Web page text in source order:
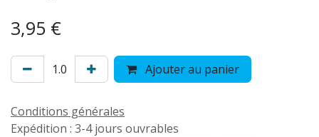
3,95 €
Ajouter au panier
Conditions générales
Expédition : 3-4 jours ouvrables